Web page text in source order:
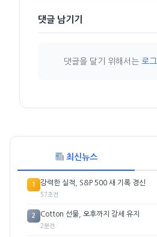
댓글 남기기
댓글을 달기 위해서는 로
최신뉴스
1 강력한 실적, S&P 500 새 기록 경신
57초전
2 Cotton 선물, 오후까지 강세 유지
2분전